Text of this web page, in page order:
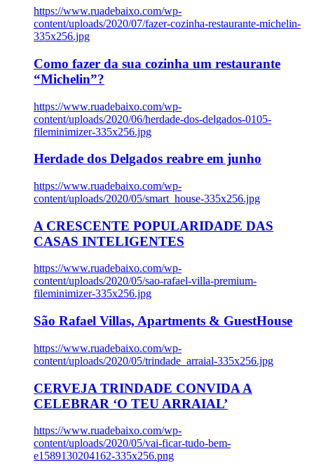
https://www.ruadebaixo.com/wp-
content/uploads/2020/07/fazer-cozinha-restaurante-michelin-
335x256.jpg
Como fazer da sua cozinha um restaurante
“Michelin”?
https://www.ruadebaixo.com/wp-
content/uploads/2020/06/herdade-dos-delgados-0105-
fileminimizer-335x256.jpg
Herdade dos Delgados reabre em junho
https://www.ruadebaixo.com/wp-
content/uploads/2020/05/smart_house-335x256.jpg
A CRESCENTE POPULARIDADE DAS
CASAS INTELIGENTES
https://www.ruadebaixo.com/wp-
content/uploads/2020/05/sao-rafael-villa-premium-
fileminimizer-335x256.jpg
São Rafael Villas, Apartments & GuestHouse
https://www.ruadebaixo.com/wp-
content/uploads/2020/05/trindade_arraial-335x256.jpg
CERVEJA TRINDADE CONVIDA A
CELEBRAR ‘O TEU ARRAIAL’
https://www.ruadebaixo.com/wp-
content/uploads/2020/05/vai-ficar-tudo-bem-
e1589130204162-335x256.png